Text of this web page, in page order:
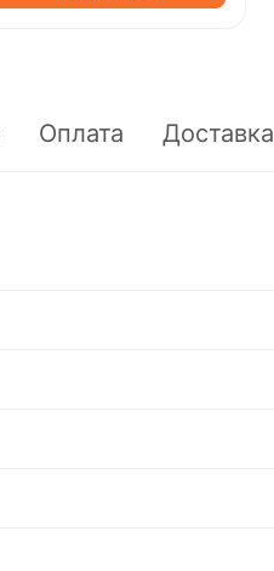
Оплата Доставка